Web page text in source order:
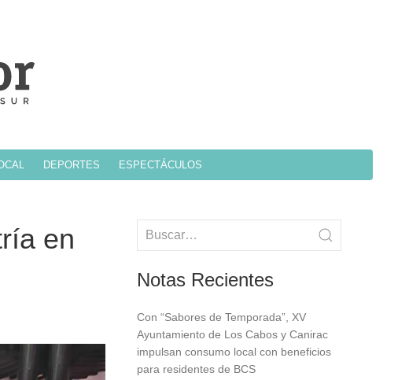
DEPORTES ESPECTÁCULOS
en
Notas Recientes
Con “Sabores de Temporada”, XV
Ayuntamiento de Los Cabos y Canirac
impulsan consumo local con beneficios
para residentes de BCS